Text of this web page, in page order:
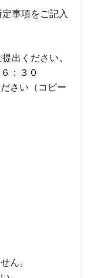
事項をご記入
出ください。
：３０
さい（コピー
ん。